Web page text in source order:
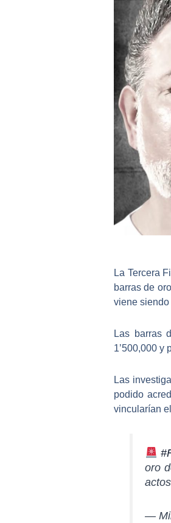
La Tercera
barras de
viene siendo
Las barras
1’500,000 y
Las
podido
vincularían
oro
—